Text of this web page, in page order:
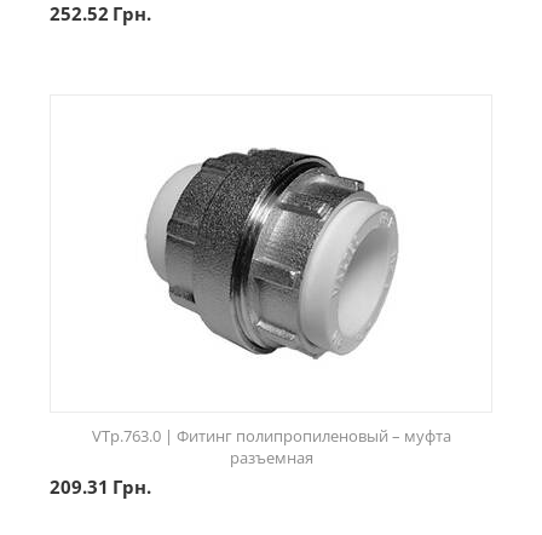
252.52 Грн.
VTp.763.0 | Фитинг полипропиленовый – муфта
разъемная
209.31 Грн.